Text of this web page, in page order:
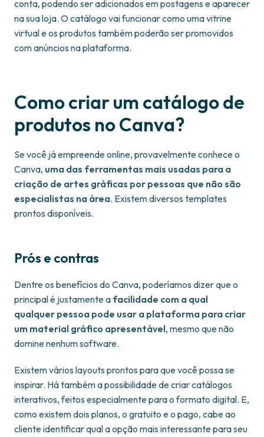
conta, podendo ser adicionados em postagens e aparecer
na sua loja. O catálogo vai funcionar como uma vitrine
virtual e os produtos também poderão ser promovidos
com anúncios na plataforma.
Como criar um catálogo de
produtos no Canva?
Se você já empreende online, provavelmente conhece o
Canva, uma das ferramentas mais usadas para a
criação de artes gráficas por pessoas que não são
especialistas na área. Existem diversos templates
prontos disponíveis.
Prós e contras
Dentre os benefícios do Canva, poderíamos dizer que o
principal é justamente a facilidade com a qual
qualquer pessoa pode usar a plataforma para criar
um material gráfico apresentável, mesmo que não
domine nenhum software.
Existem vários layouts prontos para que você possa se
inspirar. Há também a possibilidade de criar catálogos
interativos, feitos especialmente para o formato digital. E,
como existem dois planos, o gratuito e o pago, cabe ao
cliente identificar qual a opção mais interessante para seu